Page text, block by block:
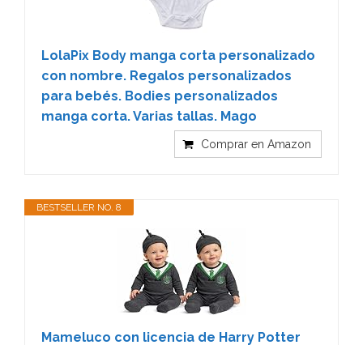
LolaPix Body manga corta personalizado
con nombre. Regalos personalizados
para bebés. Bodies personalizados
manga corta. Varias tallas. Mago
Comprar en Amazon
BESTSELLER NO. 8
Mameluco con licencia de Harry Potter